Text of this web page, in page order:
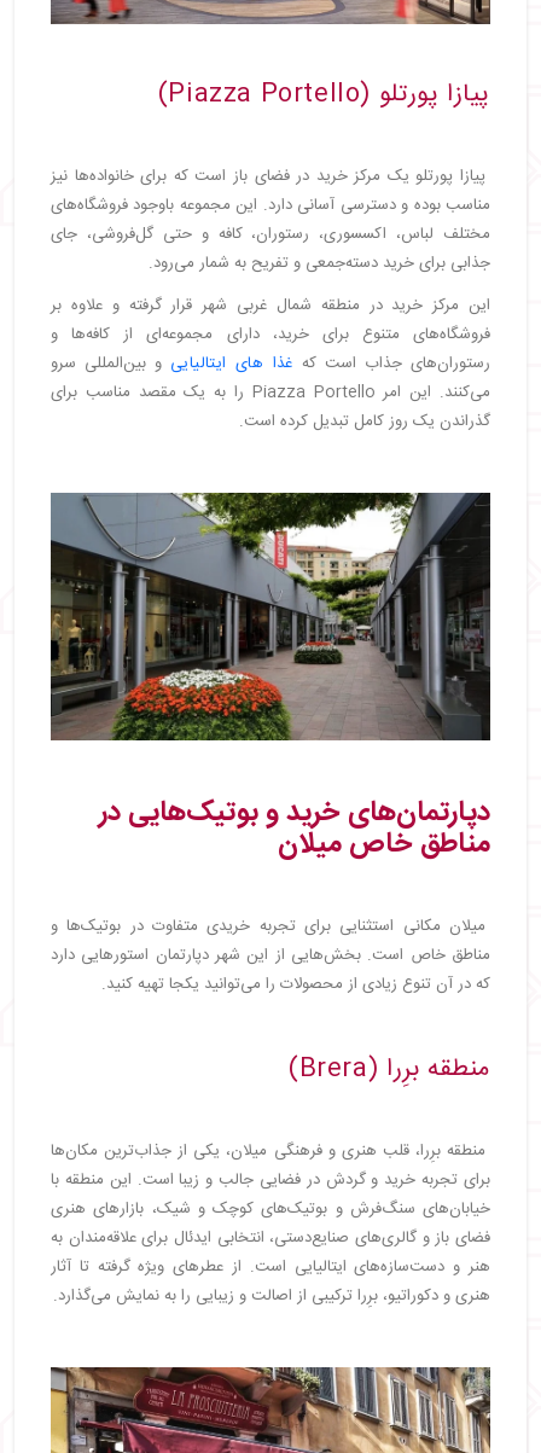
پیازا پورتلو (Piazza Portello)
پیازا پورتلو یک مرکز خرید در فضای باز است که برای خانواده‌ها نیز
مناسب بوده و دسترسی آسانی دارد. این مجموعه باوجود فروشگاه‌های
مختلف لباس، اکسسوری، رستوران، کافه و حتی گل‌فروشی، جای
جذابی برای خرید دسته‌جمعی و تفریح به شمار می‌رود.
این مرکز خرید در منطقه شمال غربی شهر قرار گرفته و علاوه بر
فروشگاه‌های متنوع برای خرید، دارای مجموعه‌ای از کافه‌ها و
رستوران‌های جذاب است که غذا های ایتالیایی و بین‌المللی سرو
می‌کنند. این امر Piazza Portello را به یک مقصد مناسب برای
گذراندن یک روز کامل تبدیل کرده است.
دپارتمان‌های خرید و بوتیک‌هایی در
مناطق خاص میلان
میلان مکانی استثنایی برای تجربه خریدی متفاوت در بوتیک‌ها و
مناطق خاص است. بخش‌هایی از این شهر دپارتمان استورهایی دارد
که در آن تنوع زیادی از محصولات را می‌توانید یکجا تهیه کنید.
منطقه برِرا (Brera)
منطقه برِرا، قلب هنری و فرهنگی میلان، یکی از جذاب‌ترین مکان‌ها
برای تجربه خرید و گردش در فضایی جالب و زیبا است. این منطقه با
خیابان‌های سنگ‌فرش و بوتیک‌های کوچک و شیک، بازارهای هنری
فضای باز و گالری‌های صنایع‌دستی، انتخابی ایدئال برای علاقه‌مندان به
هنر و دست‌سازه‌های ایتالیایی است. از عطرهای ویژه گرفته تا آثار
هنری و دکوراتیو، برِرا ترکیبی از اصالت و زیبایی را به نمایش می‌گذارد.